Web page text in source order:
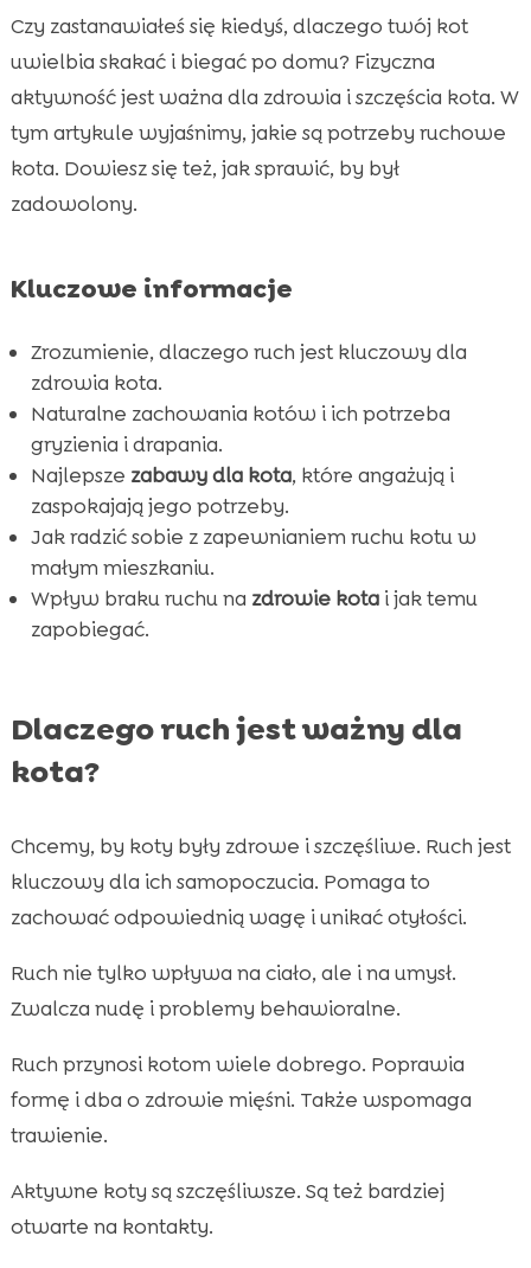
 Dlaczego ruch jest ważny dla kota?
 Naturalne zachowania kotów
 Najlepsze zabawy, które angażują kota
 Jak zaspokajać zapotrzebowanie kota na ruch
w małym mieszkaniu?
 Wpływ braku ruchu na zdrowie kota
Produkty wspomagające ruch i zdrowie kota
ruchu
 Znaczenie regularnej zabawy
 Znaki, że Twój kot potrzebuje więcej ruchu
 Zapotrzebowanie kota na ruch w różnym
wieku
Jakie zabawki warto kupić dla kota?
Wniosek
 FAQ
Czy zastanawiałeś się kiedyś, dlaczego twój kot
uwielbia skakać i biegać po domu? Fizyczna
aktywność jest ważna dla zdrowia i szczęścia kota. W
tym artykule wyjaśnimy, jakie są potrzeby ruchowe
kota. Dowiesz się też, jak sprawić, by był
zadowolony.
Kluczowe informacje
Zrozumienie, dlaczego ruch jest kluczowy dla
zdrowia kota.
Naturalne zachowania kotów i ich potrzeba
gryzienia i drapania.
Najlepsze zabawy dla kota, które angażują i
zaspokajają jego potrzeby.
Jak radzić sobie z zapewnianiem ruchu kotu w
małym mieszkaniu.
Wpływ braku ruchu na zdrowie kotai jak temu
zapobiegać.
Dlaczego ruch jest ważny dla
kota?
Chcemy, by koty były zdrowe i szczęśliwe. Ruch jest
kluczowy dla ich samopoczucia. Pomaga to
zachować odpowiednią wagę i unikać otyłości.
Ruch nie tylko wpływa na ciało, ale i na umysł.
Zwalcza nudę i problemy behawioralne.
Ruch przynosi kotom wiele dobrego. Poprawia
formę i dba o zdrowie mięśni. Także wspomaga
trawienie.
Aktywne koty są szczęśliwsze. Są też bardziej
otwarte na kontakty.